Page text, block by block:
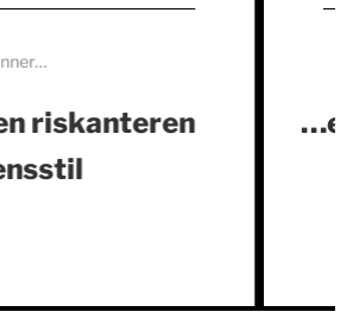
häufiger an Herz-
Erkrankungen